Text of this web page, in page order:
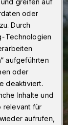
oder
Durch
Technologien
aufgeführten
oder
deaktiviert.
Inhalte und
relevant für
aufrufen,